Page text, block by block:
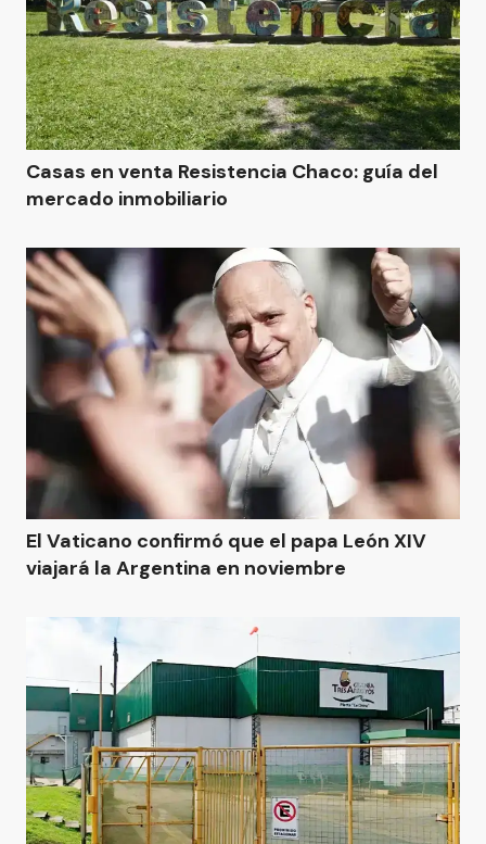
Casas en venta Resistencia Chaco: guía del
mercado inmobiliario
El Vaticano confirmó que el papa León XIV
viajará la Argentina en noviembre